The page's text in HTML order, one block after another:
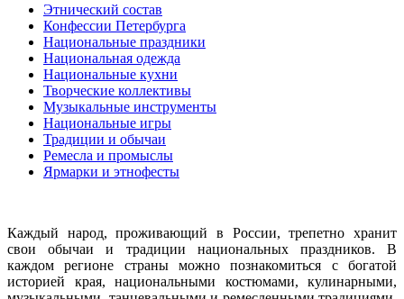
Этнический состав
Конфессии Петербурга
Национальные праздники
Национальная одежда
Национальные кухни
Творческие коллективы
Музыкальные инструменты
Национальные игры
Традиции и обычаи
Ремесла и промыслы
Ярмарки и этнофесты
Каждый народ, проживающий в России, трепетно хранит
свои обычаи и традиции национальных праздников. В
каждом регионе страны можно познакомиться с богатой
историей края, национальными костюмами, кулинарными,